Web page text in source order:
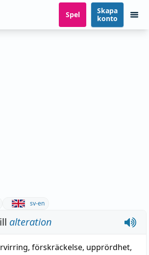
Spel
Skapa
konto
sv-en
alteration
, förskräckelse, upprördhet,